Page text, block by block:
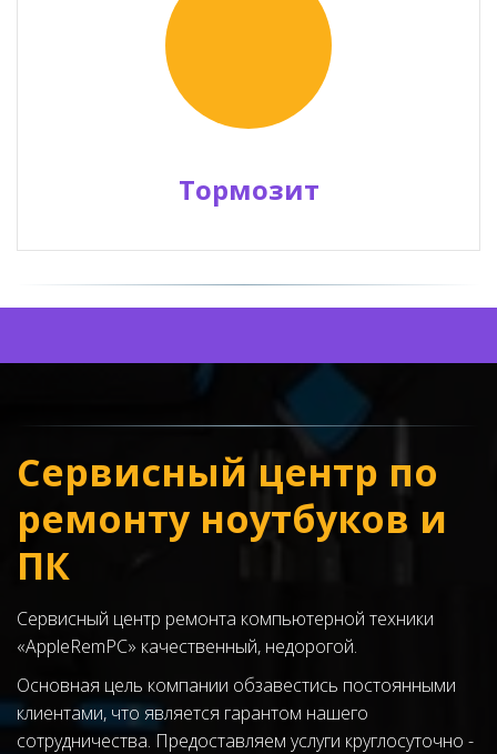
Тормозит
Сервисный центр по
ремонту ноутбуков и
ПК
Сервисный центр ремонта компьютерной техники
«AppleRemPC» качественный, недорогой.
Основная цель компании обзавестись постоянными
клиентами, что является гарантом нашего
сотрудничества. Предоставляем услуги круглосуточно -